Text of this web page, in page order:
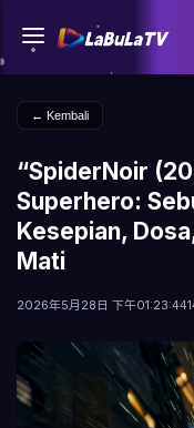
← Kembali
“SpiderNoir
Superhero:
Kesepian,
Mati
2026年5月28日 下午01:23:44